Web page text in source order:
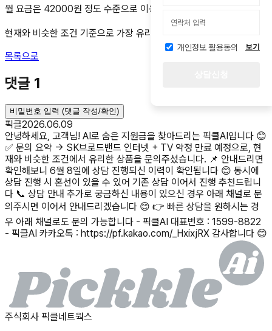
월 요금은 42000원 정도 수준으로 이용하고 있습니다
현재와 비슷한 조건 기준으로 가장 유리한 상품 추천 부탁드려요
목록으로
댓글 1
비밀번호 입력 (댓글 작성/확인)
픽클2026.06.09
안녕하세요, 고객님! AI로 숨은 지원금을 찾아드리는 픽클AI입니다 😊
✅ 문의 요약 → SK브로드밴드 인터넷 + TV 약정 만료 예정으로, 현
재와 비슷한 조건에서 유리한 상품을 문의주셨습니다. 📌 안내드리면
확인해보니 6월 8일에 상담 진행되신 이력이 확인됩니다 😊 동시에
상담 진행 시 혼선이 있을 수 있어 기존 상담 이어서 진행 추천드립니
다 📞 상담 안내 추가로 궁금하신 내용이 있으신 경우 아래 채널로 문
의주시면 이어서 안내드리겠습니다 😊 👉 빠른 상담을 원하시는 경
우 아래 채널로도 문의 가능합니다 - 픽클AI 대표번호 : 1599-8822
- 픽클AI 카카오톡 : https://pf.kakao.com/_HxixjRX 감사합니다 😊
주식회사 픽클네트웍스
개인정보 활용동의 보기